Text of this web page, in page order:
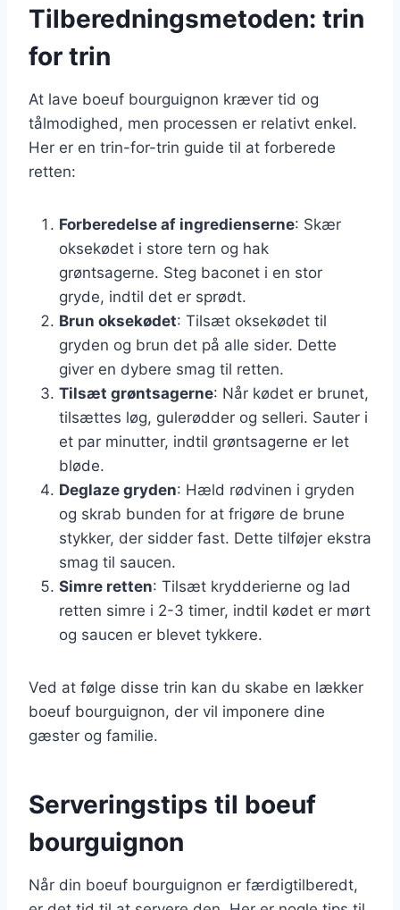
Tilberedningsmetoden: trin
for trin
At lave boeuf bourguignon kræver tid og
tålmodighed, men processen er relativt enkel.
Her er en trin-for-trin guide til at forberede
retten:
Forberedelse af ingredienserne: Skær
oksekødet i store tern og hak
grøntsagerne. Steg baconet i en stor
gryde, indtil det er sprødt.
Brun oksekødet: Tilsæt oksekødet til
gryden og brun det på alle sider. Dette
giver en dybere smag til retten.
Tilsæt grøntsagerne: Når kødet er brunet,
tilsættes løg, gulerødder og selleri. Sauter i
et par minutter, indtil grøntsagerne er let
bløde.
Deglaze gryden: Hæld rødvinen i gryden
og skrab bunden for at frigøre de brune
stykker, der sidder fast. Dette tilføjer ekstra
smag til saucen.
Simre retten: Tilsæt krydderierne og lad
retten simre i 2-3 timer, indtil kødet er mørt
og saucen er blevet tykkere.
Ved at følge disse trin kan du skabe en lækker
boeuf bourguignon, der vil imponere dine
gæster og familie.
Serveringstips til boeuf
bourguignon
Når din boeuf bourguignon er færdigtilberedt,